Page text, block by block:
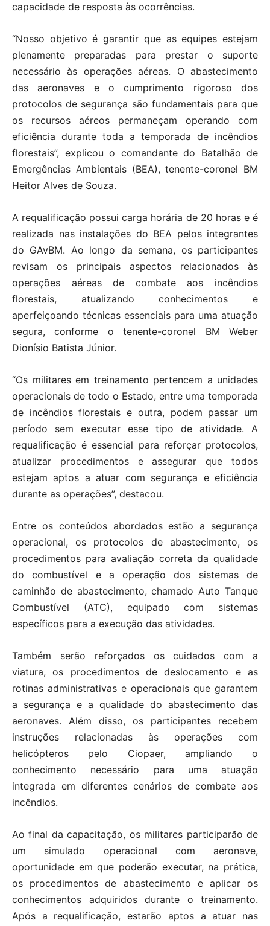
capacidade de resposta às ocorrências.
“Nosso objetivo é garantir que as equipes estejam
plenamente preparadas para prestar o suporte
necessário às operações aéreas. O abastecimento
das aeronaves e o cumprimento rigoroso dos
protocolos de segurança são fundamentais para que
os recursos aéreos permaneçam operando com
eficiência durante toda a temporada de incêndios
florestais”, explicou o comandante do Batalhão de
Emergências Ambientais (BEA), tenente-coronel BM
Heitor Alves de Souza.
A requalificação possui carga horária de 20 horas e é
realizada nas instalações do BEA pelos integrantes
do GAvBM. Ao longo da semana, os participantes
revisam os principais aspectos relacionados às
operações aéreas de combate aos incêndios
florestais, atualizando conhecimentos e
aperfeiçoando técnicas essenciais para uma atuação
segura, conforme o tenente-coronel BM Weber
Dionísio Batista Júnior.
“Os militares em treinamento pertencem a unidades
operacionais de todo o Estado, entre uma temporada
de incêndios florestais e outra, podem passar um
período sem executar esse tipo de atividade. A
requalificação é essencial para reforçar protocolos,
atualizar procedimentos e assegurar que todos
estejam aptos a atuar com segurança e eficiência
durante as operações”, destacou.
Entre os conteúdos abordados estão a segurança
operacional, os protocolos de abastecimento, os
procedimentos para avaliação correta da qualidade
do combustível e a operação dos sistemas de
caminhão de abastecimento, chamado Auto Tanque
Combustível (ATC), equipado com sistemas
específicos para a execução das atividades.
Também serão reforçados os cuidados com a
viatura, os procedimentos de deslocamento e as
rotinas administrativas e operacionais que garantem
a segurança e a qualidade do abastecimento das
aeronaves. Além disso, os participantes recebem
instruções relacionadas às operações com
helicópteros pelo Ciopaer, ampliando o
conhecimento necessário para uma atuação
integrada em diferentes cenários de combate aos
incêndios.
Ao final da capacitação, os militares participarão de
um simulado operacional com aeronave,
oportunidade em que poderão executar, na prática,
os procedimentos de abastecimento e aplicar os
conhecimentos adquiridos durante o treinamento.
Após a requalificação, estarão aptos a atuar nas